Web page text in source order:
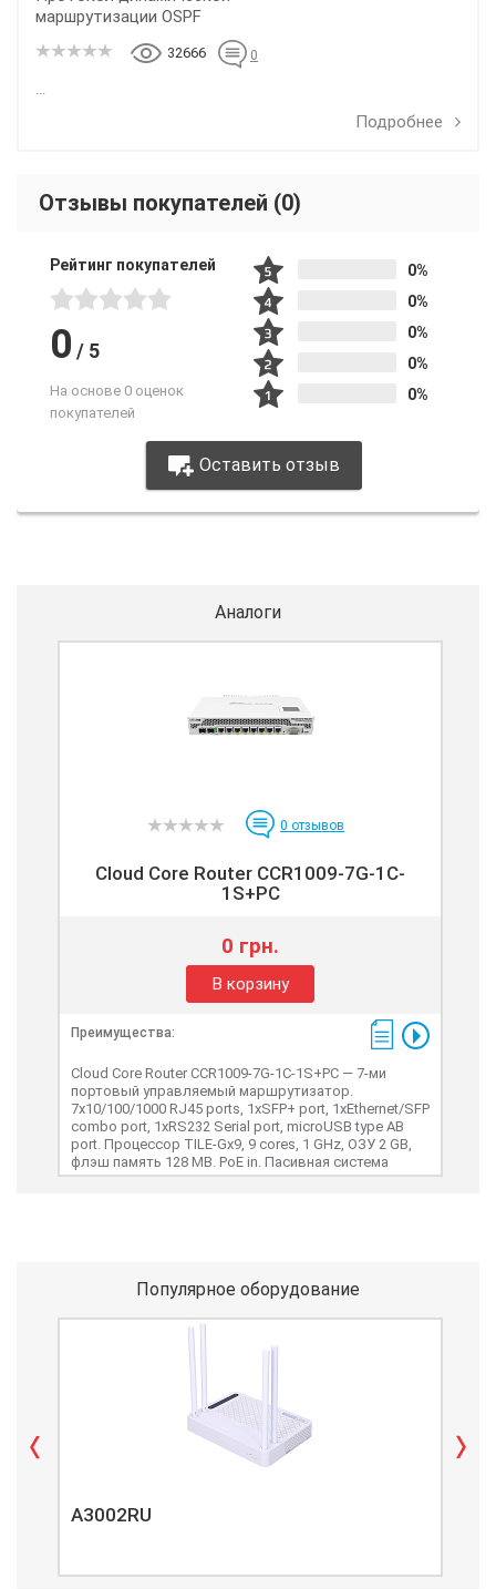
маршрутизации OSPF
32666 0
...
Подробнее
Отзывы покупателей (0)
Рейтинг покупателей
0 / 5
На основе 0 оценок
покупателей
0%
0%
0%
0%
0%
Оставить отзыв
Аналоги
0 отзывов
Cloud Core Router CCR1009-7G-1C-
1S+PC
0 грн.
В корзину
Преимущества:
Cloud Core Router CCR1009-7G-1C-1S+PC — 7-ми
портовый управляемый маршрутизатор.
7х10/100/1000 RJ45 ports, 1хSFP+ port, 1xEthernet/SFP
combo port, 1xRS232 Serial port, microUSB type AB
port. Процессор TILE-Gx9, 9 cores, 1 GHz, ОЗУ 2 GB,
флэш память 128 MB. PoE in. Пасивная система
охлаждения.
Популярное оборудование
A3002RU